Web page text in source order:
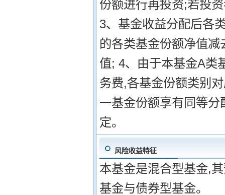
份额进行再投资;若投
3、基金收益分配后各
的各类基金份额净值
值; 4、由于本基金A类
务费,各基金份额类别
一基金份额享有同等
定。
风险收益特征
本基金是混合型基金,
基金与债券型基金。